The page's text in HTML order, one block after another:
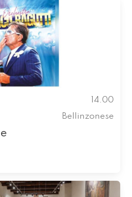
14.00
Bellinzonese